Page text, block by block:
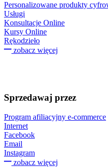
Personalizowane produkty
Usługi
Konsultacje Online
Kursy Online
Rękodzieło
zobacz więcej
Sprzedawaj przez
Program afiliacyjny e-commerce
Internet
Facebook
Email
Instagram
zobacz więcej